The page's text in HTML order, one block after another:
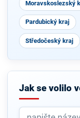
Moravskoslezský
Pardubický kraj
Středočeský kraj
Jak se volilo